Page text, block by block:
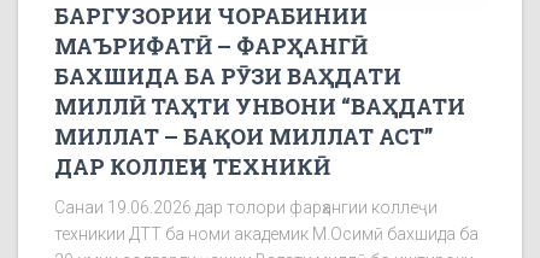
БАРГУЗОРИИ ЧОРАБИНИИ
МАЪРИФАТӢ – ФАРҲАНГӢ
БАХШИДА БА РӮЗИ ВАҲДАТИ
МИЛЛӢ ТАҲТИ УНВОНИ “ВАҲДАТИ
МИЛЛАТ – БАҚОИ МИЛЛАТ АСТ”
ДАР КОЛЛЕҶИ ТЕХНИКӢ
Санаи 19.06.2026 дар толори фарҳангии коллеҷи
техникии ДТТ ба номи академик М.Осимӣ бахшида ба